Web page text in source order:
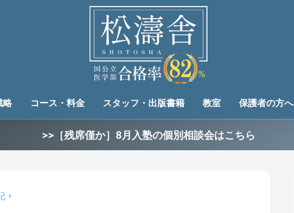
略 コース・料金 スタッフ・出版書籍 教室 保護者の方へ
>>［残席僅か］8月入塾の個別相談会はこちら